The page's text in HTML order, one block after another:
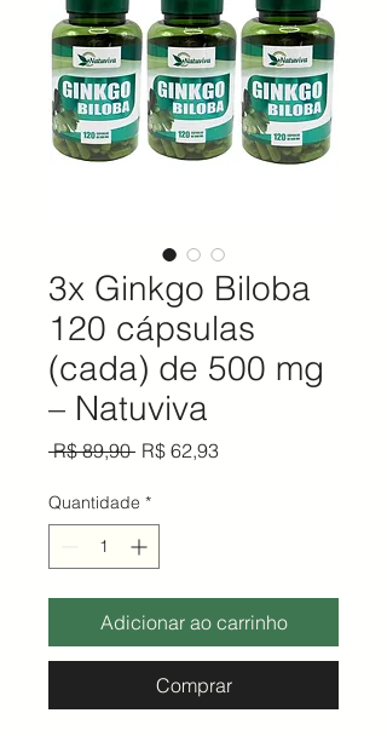
3x Ginkgo Biloba
120 cápsulas
(cada) de 500 mg
– Natuviva
R$ 89,90 Preço normal
R$ 62,93Preço promocional
Quantidade *
Adicionar ao carrinho
Comprar